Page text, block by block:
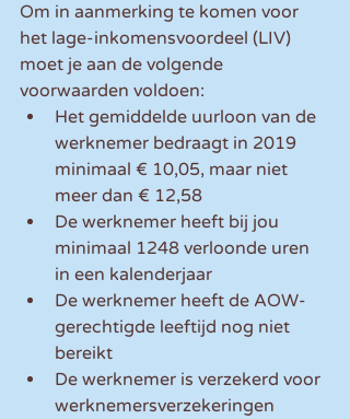
Om in aanmerking te komen voor
het lage-inkomensvoordeel (LIV)
moet je aan de volgende
voorwaarden voldoen:
Het gemiddelde uurloon van de
werknemer bedraagt in 2019
minimaal € 10,05, maar niet
meer dan € 12,58
De werknemer heeft bij jou
minimaal 1248 verloonde uren
in een kalenderjaar
De werknemer heeft de AOW-
gerechtigde leeftijd nog niet
bereikt
De werknemer is verzekerd voor
werknemersverzekeringen